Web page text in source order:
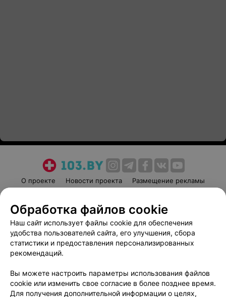
О проекте Новости проекта
Размещение рекламы
Пользовательское соглашение
Способы оплаты
Вакансии
Партнеры
Написать руководителю 103.by
Обработка персональных данных
Обработка файлов cookie
Наш сайт использует файлы cookie для обеспечения
удобства пользователей сайта, его улучшения, сбора
статистики и предоставления персонализированных
рекомендаций.
Вы можете настроить параметры использования файлов
cookie или изменить свое согласие в более позднее время.
Для получения дополнительной информации о целях,